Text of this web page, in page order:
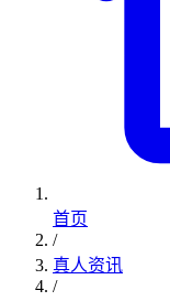
首页
/
真人资讯
/